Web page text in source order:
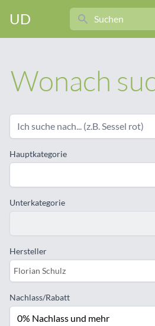
UD
Search
Wonach
Hauptkategorie
Unterkategorie
Hersteller
Florian Schulz
Nachlass/Rabatt